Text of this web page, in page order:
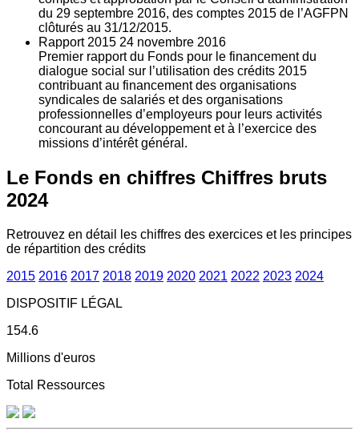
du 29 septembre 2016, des comptes 2015 de l’AGFPN
clôturés au 31/12/2015.
Rapport 2015 24 novembre 2016
Premier rapport du Fonds pour le financement du
dialogue social sur l’utilisation des crédits 2015
contribuant au financement des organisations
syndicales de salariés et des organisations
professionnelles d’employeurs pour leurs activités
concourant au développement et à l’exercice des
missions d’intérêt général.
Le Fonds en chiffres Chiffres bruts
2024
Retrouvez en détail les chiffres des exercices et les principes
de répartition des crédits
2015 2016 2017 2018 2019 2020 2021 2022 2023 2024
DISPOSITIF LÉGAL
154.6
Millions d'euros
Total Ressources